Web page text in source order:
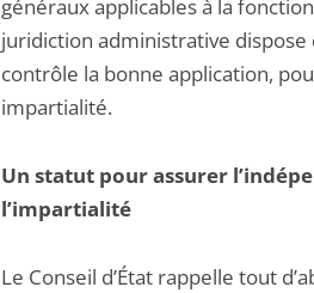
généraux applicables à la
juridiction administrative
contrôle la bonne application,
impartialité.
Un statut pour assurer
l’impartialité
Le Conseil d’État rappelle tout